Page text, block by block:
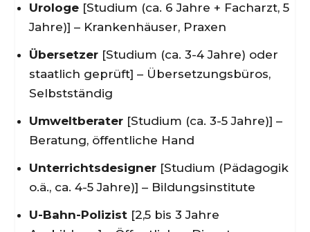
Urologe[Studium (ca. 6 Jahre + Facharzt, 5
Jahre)] – Krankenhäuser, Praxen
Übersetzer[Studium (ca. 3-4 Jahre) oder
staatlich geprüft] – Übersetzungsbüros,
Selbstständig
Umweltberater[Studium (ca. 3-5 Jahre)] –
Beratung, öffentliche Hand
Unterrichtsdesigner[Studium (Pädagogik
o.ä., ca. 4-5 Jahre)] – Bildungsinstitute
U-Bahn-Polizist[2,5 bis 3 Jahre